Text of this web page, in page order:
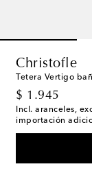
Christofle
Tetera Vertigo
$ 1.945
original price
Incl. aranceles,
importación